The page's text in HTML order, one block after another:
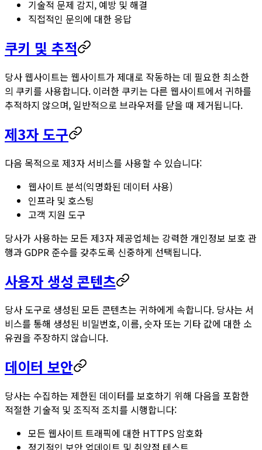
기술적 문제 감지, 예방 및 해결
직접적인 문의에 대한 응답
쿠키 및 추적
당사 웹사이트는 웹사이트가 제대로 작동하는 데 필요한 최소한
의 쿠키를 사용합니다. 이러한 쿠키는 다른 웹사이트에서 귀하를
추적하지 않으며, 일반적으로 브라우저를 닫을 때 제거됩니다.
제3자 도구
다음 목적으로 제3자 서비스를 사용할 수 있습니다:
웹사이트 분석(익명화된 데이터 사용)
인프라 및 호스팅
고객 지원 도구
당사가 사용하는 모든 제3자 제공업체는 강력한 개인정보 보호 관
행과 GDPR 준수를 갖추도록 신중하게 선택됩니다.
사용자 생성 콘텐츠
당사 도구로 생성된 모든 콘텐츠는 귀하에게 속합니다. 당사는 서
비스를 통해 생성된 비밀번호, 이름, 숫자 또는 기타 값에 대한 소
유권을 주장하지 않습니다.
데이터 보안
당사는 수집하는 제한된 데이터를 보호하기 위해 다음을 포함한
적절한 기술적 및 조직적 조치를 시행합니다:
모든 웹사이트 트래픽에 대한 HTTPS 암호화